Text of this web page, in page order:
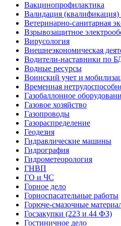
Вакцинопрофилактика
Валидация (квалификация)
Ветеринарно-санитарная
Взрывозащитное
Вирусология
Внешнеэкономическая
Водители-наставники по
Водные ресурсы
Воинский учет и
Временная
Газобаллонное
Газовое хозяйство
Газопроводы
Газораспределение
Геодезия
Гидравлические машины
Гидрография
Гидрометеорология
ГНВП
ГО и ЧС
Горное дело
Горноспасательные работы
Горюче-смазочные
Госзакупки (223 и 44 ФЗ)
Гостиничное дело